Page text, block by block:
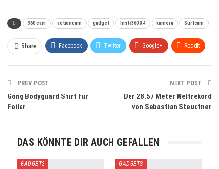
360 cam actioncam gadget Insta360 X4 kamera Surfcam
Share Facebook Twitter Google+ ReddIt
PREV POST
Gong Bodyguard Shirt für
Foiler
NEXT POST
Der 28.57 Meter Weltrekord
von Sebastian Steudtner
DAS KÖNNTE DIR AUCH GEFALLEN
GADGETS GADGETS